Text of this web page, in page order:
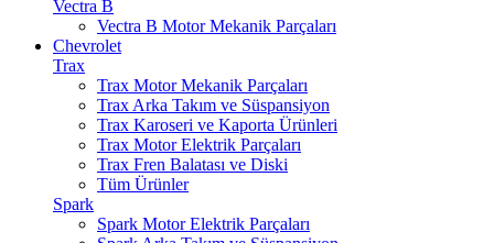
Vectra B
Vectra B Motor Mekanik Parçaları
Chevrolet
Trax
Trax Motor Mekanik Parçaları
Trax Arka Takım ve Süspansiyon
Trax Karoseri ve Kaporta Ürünleri
Trax Motor Elektrik Parçaları
Trax Fren Balatası ve Diski
Tüm Ürünler
Spark
Spark Motor Elektrik Parçaları